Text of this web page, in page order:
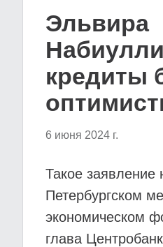
Эльвира
кредиты
6 июня 2024 г.
Такое заявление
Петербургском
экономическом
глава